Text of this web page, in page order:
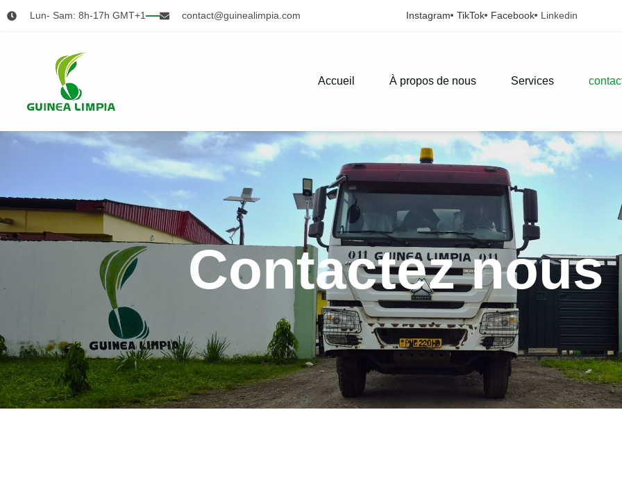
Lun- Sam: 8h-17h GMT+1 contact@guinealimpia.com Instagram TikTok Facebook Linkedin
Accueil À propos de nous Services
Contactez nous